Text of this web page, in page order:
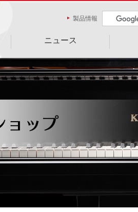
ニュース
製品情報